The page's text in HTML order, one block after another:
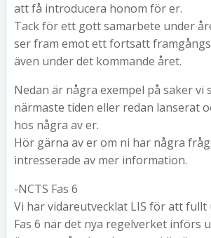
att få introducera honom för er.
Tack för ett gott samarbete under
ser fram emot ett fortsatt
även under det kommande året.
Nedan är några exempel på saker vi
närmaste tiden eller redan lanserat
hos några av er.
Hör gärna av er om ni har några
intresserade av mer information.
-NCTS Fas 6
Vi har vidareutvecklat LIS för att fullt
Fas 6 när det nya regelverket införs